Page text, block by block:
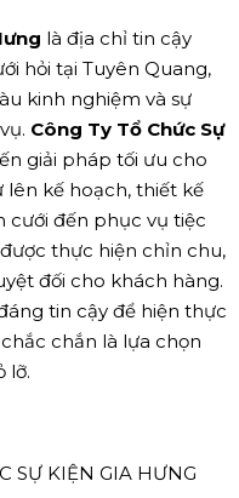
là địa chỉ tin cậy
hỏi tại Tuyên Quang,
kinh nghiệm và sự
Công Ty Tổ Chức Sự
giải pháp tối ưu cho
lên kế hoạch, thiết kế
cưới đến phục vụ tiệc
thực hiện chỉn chu,
đối cho khách hàng.
tin cậy để hiện thực
chắn là lựa chọn
lỡ.
SỰ KIỆN GIA HƯNG